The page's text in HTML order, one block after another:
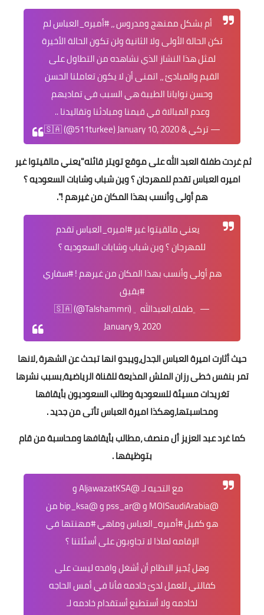
أم بشكل ممنهج ومدروس ،،#أميره_العباسلم
تكن الحالة الأولى ولا الثانية ولن تكون الحالة الأخيرة
لمثل هذا النشاز الذي نشاهده من التطاول على
القيم والمبادئ ،، اتمنى أن لا يكون تعاملنا الحسن
وحسن نوايانا الطيبة هي السبب في تماديهم
وعدم المبالاة في قيمنا ومبادئنا وتقاليدنا ..
— تركي & 🇸🇦 (@511turkee)January 10, 2020
ثم غردت طفلة العبد الله على موقع تويتر قائله"يعني مالقيتوا غير
اميره العباس تقدم للمهرجان ؟ وين شباب وشابات السعوديه ؟
هم أولى وأنسب بهذا المكان من غيرهم !".
يعني مالقيتوا غير#اميره_العباستقدم
للمهرجان ؟ وين شباب وشابات السعوديه ؟
هم أولى وأنسب بهذا المكان من غيرهم !#سفاري
#بقيق
— ‏﮼طفله،العبدالله ‏﮼ 🇸🇦 (@Talshammri)
January 9, 2020
حيث أثارت اميرة العباس الجدل،ويبدو انها تبحث عن الشهرة ،لانها
تمر بنفس خطى رزان الملش المذيعة للقناة الرياضية،بسبب نشرها
تغريدات مسيئة للسعودية وطالب السعوديون بأيقافها
ومحاسبتها،وهكذا اميرة العباس تأتى من جديد .
كما غرد عبد العزيز أل منصف ،مطالب بأيقافها ومحاسبة من قام
بتوظيفها .
مع التحيه لـ@AljawazatKSA
و
@MOISaudiArabia
و@pss_ar و@bip_ksa
من
هو كفيل#أميره_العباسوماهي#مهنتهافي
الإقامه لماذا لا تجاوبون على أسئلتنا ؟
وهل يُجيز النظام أن أشغل وافده ليست على
كفالتي للعمل لدىّ خادمه فأنا في أمس الحاجه
لخادمه ولا أستطيع أستقدام خادمه لـ